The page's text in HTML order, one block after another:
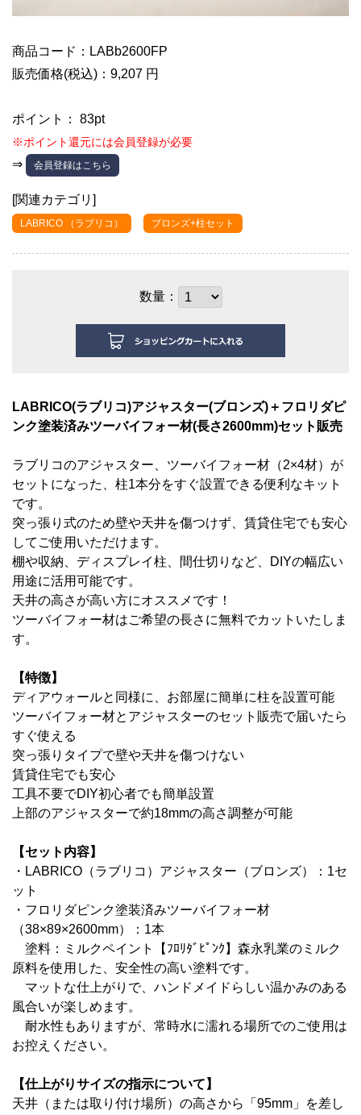
商品コード：LABb2600FP
販売価格(税込)：9,207 円
ポイント： 83pt
※ポイント還元には会員登録が必要
⇒ 会員登録はこちら
[関連カテゴリ]
LABRICO （ラブリコ） ブロンズ+柱セット
数量：
LABRICO(ラブリコ)アジャスター(ブロンズ)＋フロリダピ
ンク塗装済みツーバイフォー材(長さ2600mm)セット販売
ラブリコのアジャスター、ツーバイフォー材（2×4材）が
セットになった、柱1本分をすぐ設置できる便利なキット
です。
突っ張り式のため壁や天井を傷つけず、賃貸住宅でも安心
してご使用いただけます。
棚や収納、ディスプレイ柱、間仕切りなど、DIYの幅広い
用途に活用可能です。
天井の高さが高い方にオススメです！
ツーバイフォー材はご希望の長さに無料でカットいたしま
す。
【特徴】
ディアウォールと同様に、お部屋に簡単に柱を設置可能
ツーバイフォー材とアジャスターのセット販売で届いたら
すぐ使える
突っ張りタイプで壁や天井を傷つけない
賃貸住宅でも安心
工具不要でDIY初心者でも簡単設置
上部のアジャスターで約18mmの高さ調整が可能
【セット内容】
・LABRICO（ラブリコ）アジャスター（ブロンズ）：1セ
ット
・フロリダピンク塗装済みツーバイフォー材
（38×89×2600mm）：1本
塗料：
ミルクペイント【ﾌﾛﾘﾀﾞﾋﾟﾝｸ】森永乳業のミルク
原料を使用した、安全性の高い塗料です。
マットな仕上がりで、ハンドメイドらしい温かみのある
風合いが楽しめます。
耐水性もありますが、常時水に濡れる場所でのご使用は
お控えください。
【仕上がりサイズの指示について】
天井（または取り付け場所）の高さから「95mm」を差し